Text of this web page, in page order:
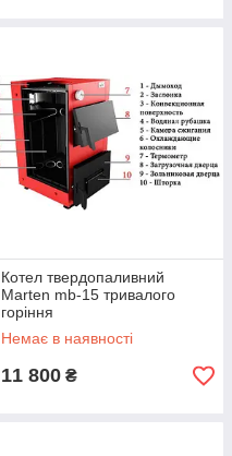
Котел твердопаливний
Marten mb-15 тривалого
горіння
Немає в наявності
11 800 ₴